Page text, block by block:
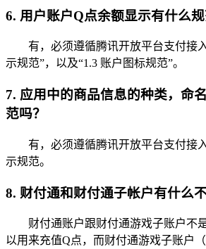
6. 用户账户Q点余额显示有什么规
有，必须遵循腾讯开放平台支付接
示规范”，以及“1.3 账户图标规范”。
7. 应用中的商品信息的种类，命
范吗？
有，必须遵循腾讯开放平台支付接
示规范。
8. 财付通和财付通子帐户有什么不
财付通账户跟财付通游戏子账户不
以用来充值Q点，而财付通游戏子账户